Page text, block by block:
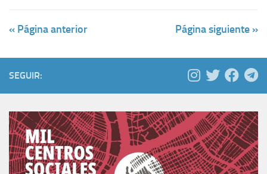
« Página anterior Página siguiente »
SEGUIR: